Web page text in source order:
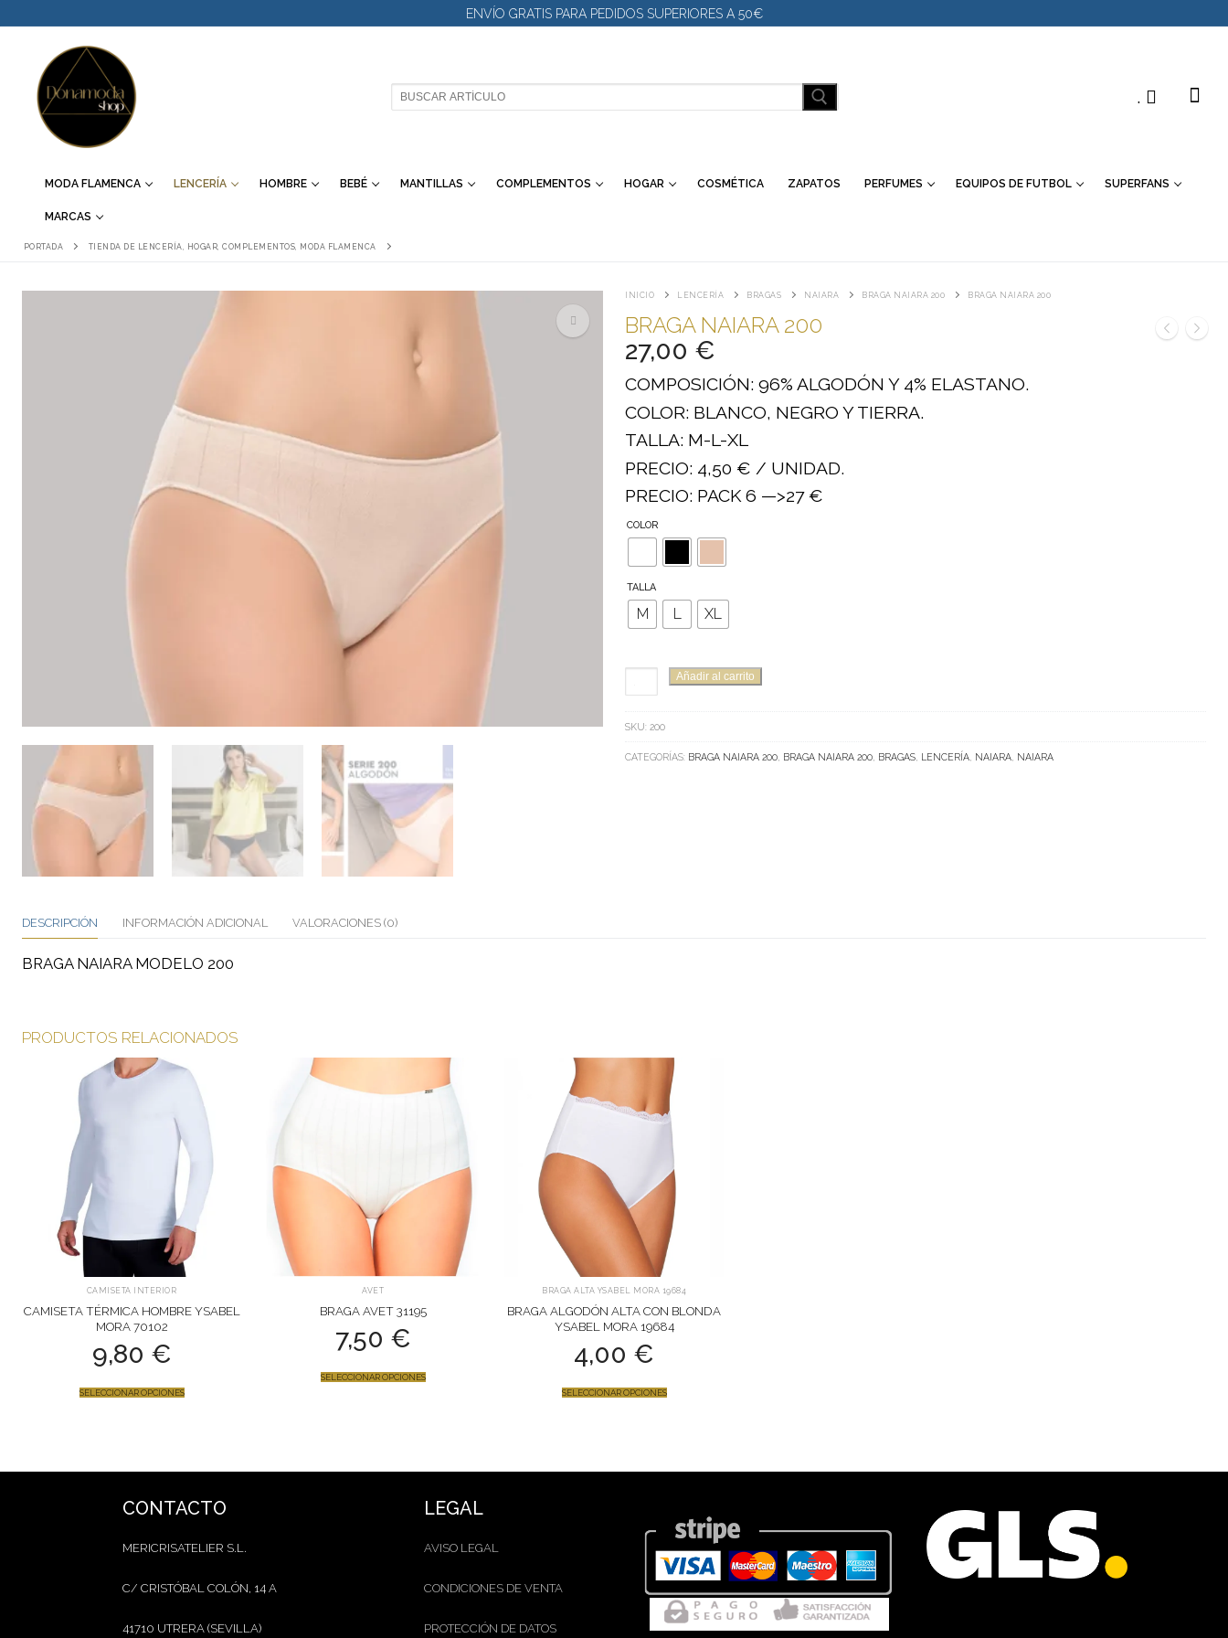
AL
ENVÍO GRATIS PARA PEDIDOS SUPERIORES A 50€
BUSCAR: .
MODA FLAMENCA LENCERÍA HOMBRE BEBÉ MANTILLAS COMPLEMENTOS HOGAR COSMÉTICA ZAPATOS PERFUMES EQUIPOS DE FUTBOL SUPERFANS
MARCAS
PORTADA TIENDA DE LENCERÍA, HOGAR, COMPLEMENTOS, MODA FLAMENCA
INICIO LENCERÍA BRAGAS NAIARA BRAGA NAIARA 200 BRAGA NAIARA 200
BRAGA NAIARA 200
27,00 €
COMPOSICIÓN: 96% ALGODÓN Y 4% ELASTANO.
COLOR: BLANCO, NEGRO Y TIERRA.
TALLA: M-L-XL
PRECIO: 4,50 € / UNIDAD.
PRECIO: PACK 6 —>27 €
COLOR
TALLA
M L XL
NAIARA
CANTIDAD
Añadir al carrito
SKU: 200
CATEGORÍAS: BRAGA NAIARA 200 BRAGA NAIARA 200 BRAGAS LENCERÍA NAIARA NAIARA
DESCRIPCIÓN INFORMACIÓN ADICIONAL VALORACIONES (0)
BRAGA NAIARA MODELO 200
PRODUCTOS RELACIONADOS
CAMISETA INTERIOR
CAMISETA TÉRMICA HOMBRE YSABEL
MORA 70102
9,80 €
SELECCIONAR OPCIONES
AVET
BRAGA AVET 31195
7,50 €
SELECCIONAR OPCIONES
BRAGA ALTA YSABEL MORA 19684
BRAGA ALGODÓN ALTA CON BLONDA
YSABEL MORA 19684
4,00 €
SELECCIONAR OPCIONES
CONTACTO
MERICRISATELIER S.L.
C/ CRISTÓBAL COLÓN, 14 A
41710 UTRERA (SEVILLA)
LEGAL
AVISO LEGAL
CONDICIONES DE VENTA
PROTECCIÓN DE DATOS